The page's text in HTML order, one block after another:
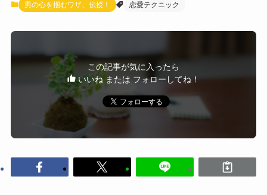
男の心を掴むワザ、伝授！ 恋愛テクニック
この記事が気に入ったら
いいね または フォローしてね！